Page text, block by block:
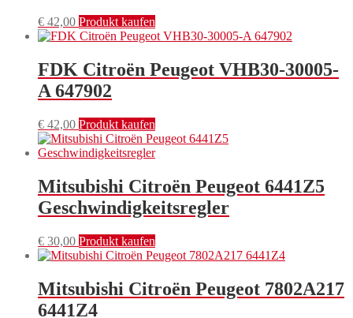
€ 42,00 Produkt kaufen
FDK Citroën Peugeot VHB30-30005-
A 647902
€ 42,00 Produkt kaufen
Mitsubishi Citroën Peugeot 6441Z5
Geschwindigkeitsregler
€ 30,00 Produkt kaufen
Mitsubishi Citroën Peugeot 7802A217
6441Z4